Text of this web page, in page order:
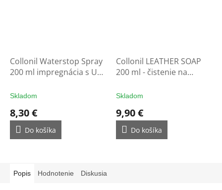
Collonil Waterstop Spray
200 ml impregnácia s UV
rukavice
Skladom
8,30 €
Do košíka
Collonil LEATHER SOAP
200 ml - čistenie na
Skladom
9,90 €
Do košíka
Popis Hodnotenie Diskusia